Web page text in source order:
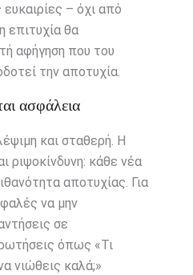
– όχι από
επιτυχία θα
αφήγηση που του
την αποτυχία.
ασφάλεια
και σταθερή. Η
ριψοκίνδυνη: κάθε νέα
αποτυχίας. Για
να μην
σε
όπως «Τι
νιώθεις καλά;»